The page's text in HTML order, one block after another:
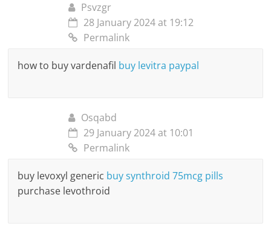
Psvzgr
28 January 2024 at 19:12
Permalink
how to buy vardenafil buy levitra paypal
Osqabd
29 January 2024 at 10:01
Permalink
buy levoxyl generic buy synthroid 75mcg pills
purchase levothroid